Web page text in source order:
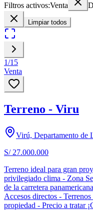
Filtros activos:Venta
Limpiar todos
1/15
Venta
Terreno - Viru
Virú, Departamento de
S/ 27.000.000
Terreno ideal para gran
privilegiado clima - Zona
de la carretera
Accesos directos -
propiedad - Precio a tratar